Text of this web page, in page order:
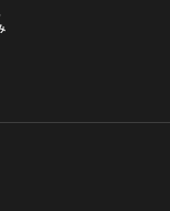
interpolation
interpolation
Missing interpolation